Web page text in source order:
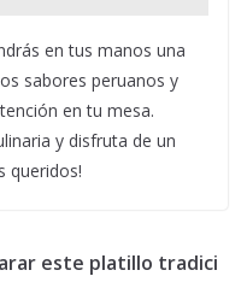
en tus manos una
sabores peruanos y
en tu mesa.
y disfruta de un
queridos!
este platillo tradici